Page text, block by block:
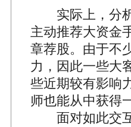
实际上，分析
主动推荐大资金
章荐股。由于不
力，因此一些大
些近期较有影响
师也能从中获得
面对如此交互